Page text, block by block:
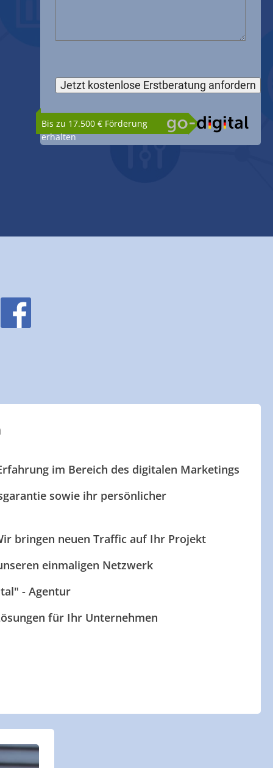
Bis zu 17.500 € Förderung
erhalten
im Bereich des digitalen Marketings
sowie ihr persönlicher
bringen neuen Traffic auf Ihr Projekt
einmaligen Netzwerk
- Agentur
für Ihr Unternehmen